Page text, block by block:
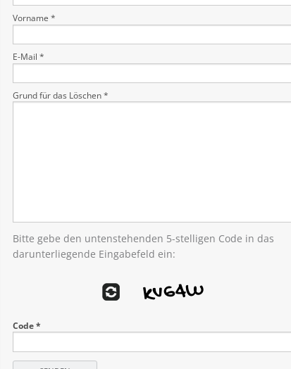
Vorname *
E-Mail *
Grund für das Löschen *
Bitte gebe den untenstehenden 5-stelligen Code in das
darunterliegende Eingabefeld ein:
Code *